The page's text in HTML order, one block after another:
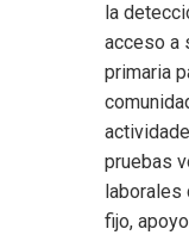
la
acceso a
primaria
pruebas
fijo,